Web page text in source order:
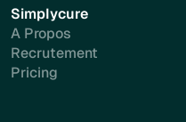
Simplycure
A Propos
Recrutement
Pricing